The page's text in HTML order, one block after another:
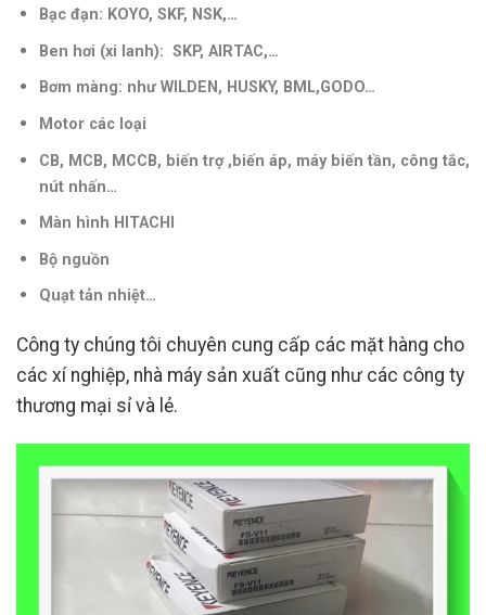
Bạc đạn: KOYO, SKF, NSK,…
Ben hơi (xi lanh): SKP, AIRTAC,…
Bơm màng: như WILDEN, HUSKY, BML,GODO…
Motor các loại
CB, MCB, MCCB, biến trợ ,biến áp, máy biến tần, công tắc,
nút nhấn…
Màn hình HITACHI
Bộ nguồn
Quạt tản nhiệt…
Công ty chúng tôi chuyên cung cấp các mặt hàng cho
các xí nghiệp, nhà máy sản xuất cũng như các công ty
thương mại sỉ và lẻ.